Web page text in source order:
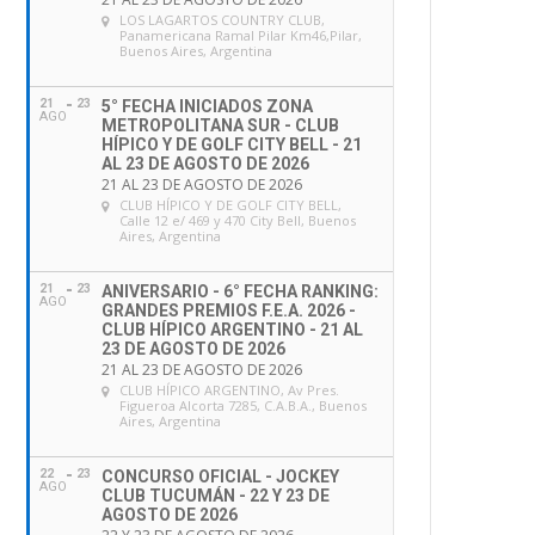
LOS LAGARTOS COUNTRY CLUB,
Panamericana Ramal Pilar Km46,Pilar,
Buenos Aires, Argentina
21
AGO
23
5° FECHA INICIADOS ZONA
METROPOLITANA SUR - CLUB
HÍPICO Y DE GOLF CITY BELL - 21
AL 23 DE AGOSTO DE 2026
21 AL 23 DE AGOSTO DE 2026
CLUB HÍPICO Y DE GOLF CITY BELL,
Calle 12 e/ 469 y 470 City Bell, Buenos
Aires, Argentina
21
AGO
23
ANIVERSARIO - 6° FECHA RANKING:
GRANDES PREMIOS F.E.A. 2026 -
CLUB HÍPICO ARGENTINO - 21 AL
23 DE AGOSTO DE 2026
21 AL 23 DE AGOSTO DE 2026
CLUB HÍPICO ARGENTINO, Av Pres.
Figueroa Alcorta 7285, C.A.B.A., Buenos
Aires, Argentina
22
AGO
23
CONCURSO OFICIAL - JOCKEY
CLUB TUCUMÁN - 22 Y 23 DE
AGOSTO DE 2026